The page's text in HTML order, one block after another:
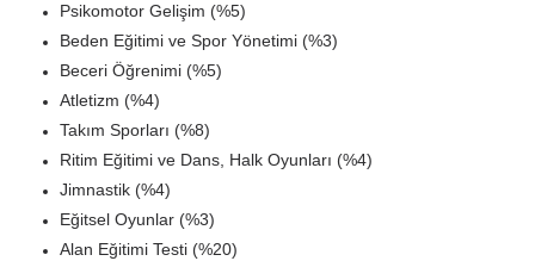
Psikomotor Gelişim (%5)
Beden Eğitimi ve Spor Yönetimi (%3)
Beceri Öğrenimi (%5)
Atletizm (%4)
Takım Sporları (%8)
Ritim Eğitimi ve Dans, Halk Oyunları (%4)
Jimnastik (%4)
Eğitsel Oyunlar (%3)
Alan Eğitimi Testi (%20)